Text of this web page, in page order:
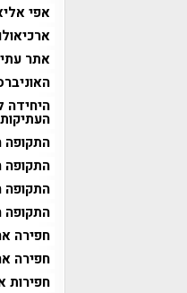
אפי
אתר
היחידה
העתיקות
התקופה
התקופה
התקופה
התקופה
חפירה
חפירה
חפירות